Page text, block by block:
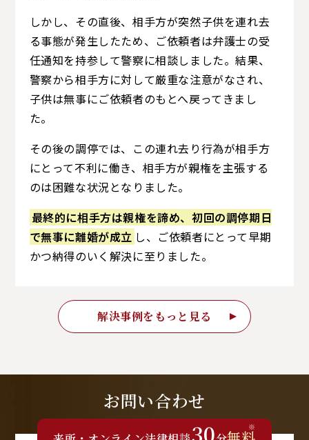
しかし、その直後、相手方が突然子供を連れ去
る事態が発生したため、ご依頼者は弁護士の受
任通知を持参して警察に相談しました。結果、
警察から相手方に対して厳重な注意がなされ、
子供は無事にご依頼者のもとへ戻ってきまし
た。
その後の調停では、この連れ去り行為が相手方
にとって不利に働き、相手方が親権を主張する
のは困難な状況となりました。
最終的に相手方は親権を諦め、初回の調停期日
で無事に離婚が成立 し、ご依頼者にとって早期
かつ納得のいく解決に至りました。
解決事例をもっと見る
お問い合わせ
30 ※